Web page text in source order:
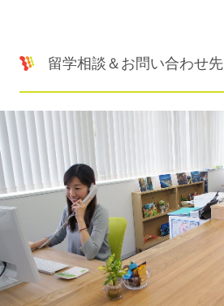
留学相談＆お問い合わせ先